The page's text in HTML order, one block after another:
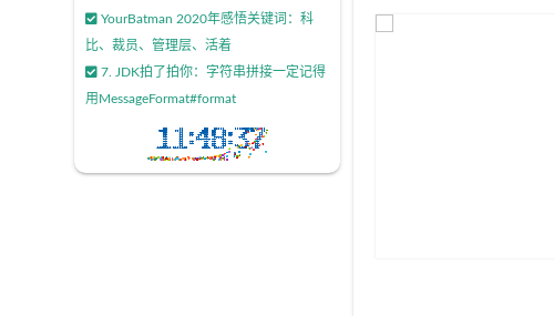
YourBatman 2020年感悟关键词：科
比、裁员、管理层、活着
7. JDK拍了拍你：字符串拼接一定记得
用MessageFormat#format